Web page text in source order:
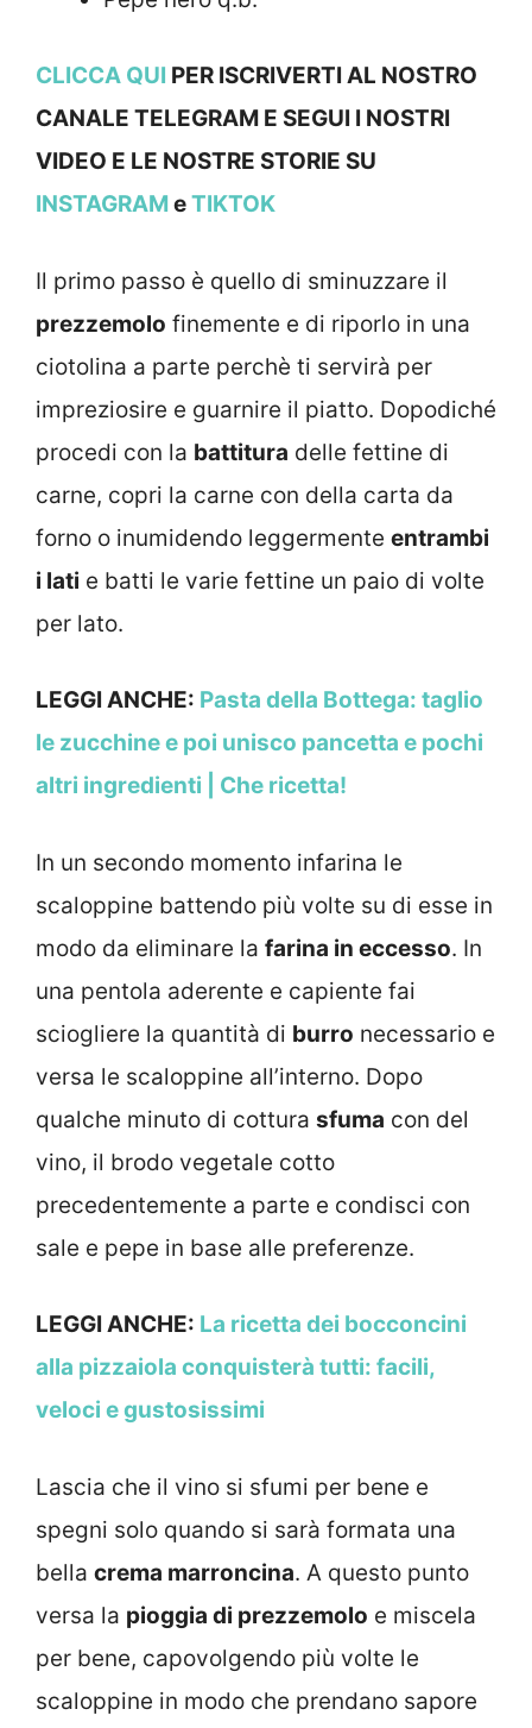
CLICCA QUI PER ISCRIVERTI AL NOSTRO
CANALE TELEGRAM E SEGUI I NOSTRI
VIDEO E LE NOSTRE STORIE SU
INSTAGRAMeTIKTOK
Il primo passo è quello di sminuzzare il
prezzemolo finemente e di riporlo in una
ciotolina a parte perchè ti servirà per
impreziosire e guarnire il piatto. Dopodiché
procedi con la battitura delle fettine di
carne, copri la carne con della carta da
forno o inumidendo leggermente entrambi
i lati e batti le varie fettine un paio di volte
per lato.
LEGGI ANCHE: Pasta della Bottega: taglio
le zucchine e poi unisco pancetta e pochi
altri ingredienti | Che ricetta!
In un secondo momento infarina le
scaloppine battendo più volte su di esse in
modo da eliminare la farina in eccesso. In
una pentola aderente e capiente fai
sciogliere la quantità di burro necessario e
versa le scaloppine all’interno. Dopo
qualche minuto di cottura sfuma con del
vino, il brodo vegetale cotto
precedentemente a parte e condisci con
sale e pepe in base alle preferenze.
LEGGI ANCHE: La ricetta dei bocconcini
alla pizzaiola conquisterà tutti: facili,
veloci e gustosissimi
Lascia che il vino si sfumi per bene e
spegni solo quando si sarà formata una
bella crema marroncina. A questo punto
versa la pioggia di prezzemolo e miscela
per bene, capovolgendo più volte le
scaloppine in modo che prendano sapore